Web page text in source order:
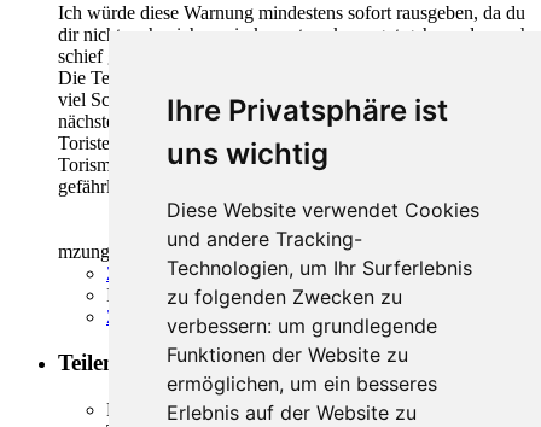
Ihre Privatsphäre ist
uns wichtig
Diese Website verwendet Cookies
und andere Tracking-
Technologien, um Ihr Surferlebnis
zu folgenden Zwecken zu
verbessern: um grundlegende
Funktionen der Website zu
ermöglichen, um ein besseres
Erlebnis auf der Website zu
Ich würde diese Warnung mindestens sofort rausgeben, da du
dir nicht mehr sicher sein kannst, es kann gut gehen oder auch
schief gehen.
Die Terroristen versuchen natürlich mit Ihren Anschlägen so
viel Schlagzeilen wie möglich zu machen, also was ist da der
nächste Schritt?
Toristen terrorisieren, das schädigt auch die Küste (den
Torismus), deshalb ist das momentan auf alle Fälle recht
gefährlich.
mzungu
Zitieren
Inhalt melden
Zum Seitenanfang
Teilen
Facebook